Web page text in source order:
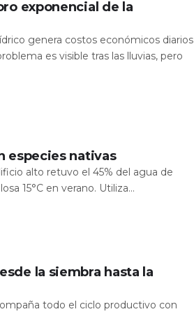
exponencial de la
genera costos económicos diarios
es visible tras las lluvias, pero
especies nativas
alto retuvo el 45% del agua de
15°C en verano. Utiliza...
la siembra hasta la
todo el ciclo productivo con